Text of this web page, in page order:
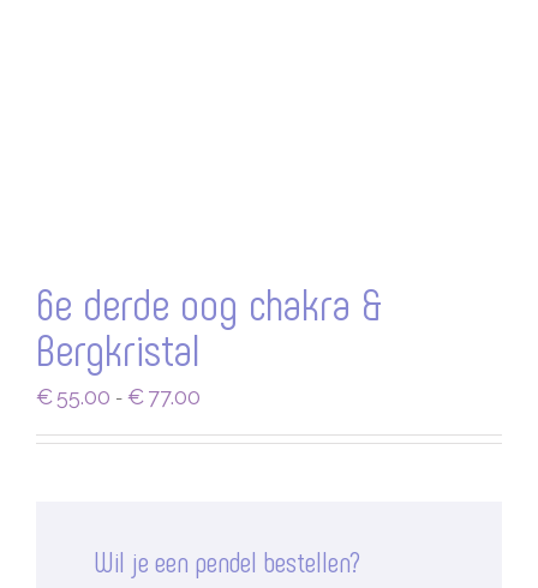
6e derde oog chakra &
Bergkristal
€55.00 - €77.00
tot
Wil je een pendel bestellen?